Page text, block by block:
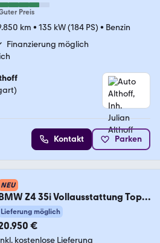
Preis
km • 135 kW (184 PS) • Benzin
Finanzierung möglich
Kontakt Parken
NEU
BMW Z4 35i Vollausstattung Top
Garantie
Lieferung möglich
€
kostenlose Lieferung